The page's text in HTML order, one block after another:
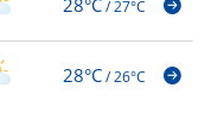
28°C/27°C
28°C/26°C